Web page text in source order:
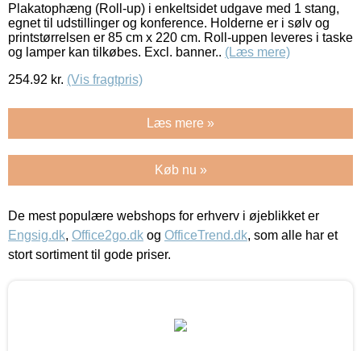
Plakatophæng (Roll-up) i enkeltsidet udgave med 1 stang,
egnet til udstillinger og konference. Holderne er i sølv og
printstørrelsen er 85 cm x 220 cm. Roll-uppen leveres i taske
og lamper kan tilkøbes. Excl. banner.. (Læs mere)
254.92 kr. (Vis fragtpris)
Læs mere »
Køb nu »
De mest populære webshops for erhverv i øjeblikket er
Engsig.dk, Office2go.dk og OfficeTrend.dk, som alle har et
stort sortiment til gode priser.